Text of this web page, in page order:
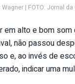
| FOTO: Jornal da
alto e bom
não passou
e, ao invés de
indicar uma